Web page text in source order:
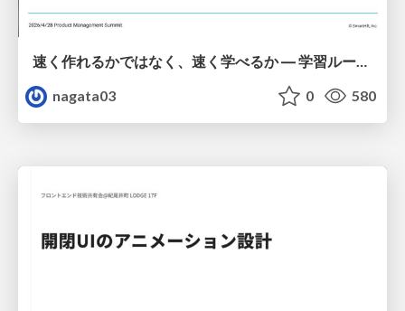
速く作れるかではなく、速く学べるか ― 学習ループを回すパイロットの途中報告
nagata03
0 580